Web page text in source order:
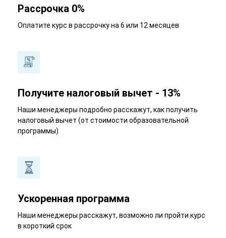
Рассрочка 0%
Оплатите курс в рассрочку на 6 или 12 месяцев
Получите налоговый вычет - 13%
Наши менеджеры подробно расскажут, как получить
налоговый вычет (от стоимости образовательной
программы)
Ускоренная программа
Наши менеджеры расскажут, возможно ли пройти курс
в короткий срок